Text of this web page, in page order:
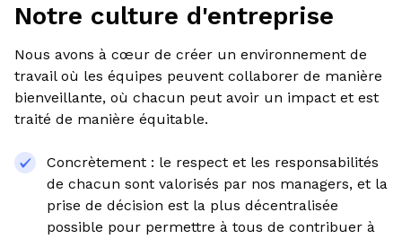
Notre culture d'entreprise
Nous avons à cœur de créer un environnement de
travail où les équipes peuvent collaborer de manière
bienveillante, où chacun peut avoir un impact et est
traité de manière équitable.
Concrètement : le respect et les responsabilités
de chacun sont valorisés par nos managers, et la
prise de décision est la plus décentralisée
possible pour permettre à tous de contribuer à